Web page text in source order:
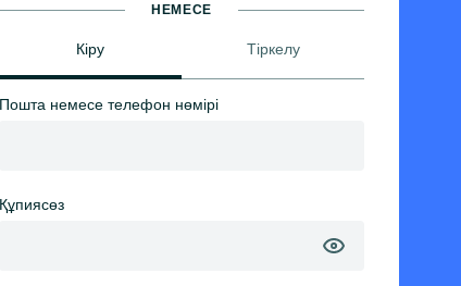
НЕМЕСЕ
Кіру Тіркелу
Пошта немесе телефон нөмірі
Құпиясөз